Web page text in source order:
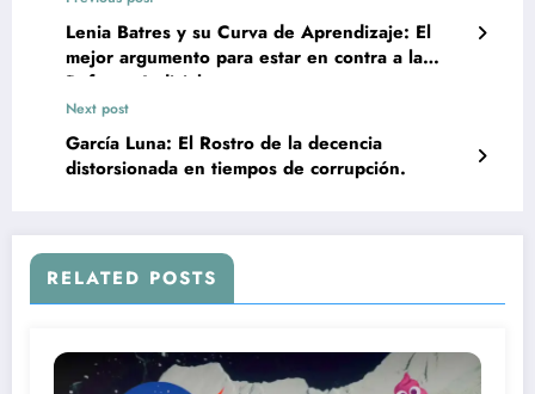
Lenia Batres y su Curva de Aprendizaje: El
mejor argumento para estar en contra a la
Reforma Judicial.
Next post
García Luna: El Rostro de la decencia
distorsionada en tiempos de corrupción.
RELATED POSTS